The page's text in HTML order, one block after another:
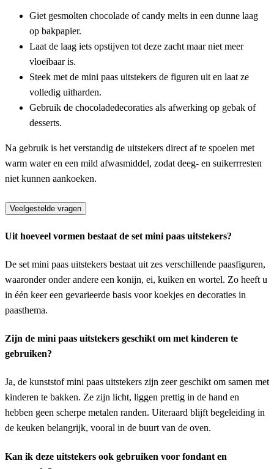
Giet gesmolten chocolade of candy melts in een dunne laag
op bakpapier.
Laat de laag iets opstijven tot deze zacht maar niet meer
vloeibaar is.
Steek met de mini paas uitstekers de figuren uit en laat ze
volledig uitharden.
Gebruik de chocoladedecoraties als afwerking op gebak of
desserts.
Na gebruik is het verstandig de uitstekers direct af te spoelen met
warm water en een mild afwasmiddel, zodat deeg- en suikerrresten
niet kunnen aankoeken.
Veelgestelde vragen
Uit hoeveel vormen bestaat de set mini paas uitstekers?
De set mini paas uitstekers bestaat uit zes verschillende paasfiguren,
waaronder onder andere een konijn, ei, kuiken en wortel. Zo heeft u
in één keer een gevarieerde basis voor koekjes en decoraties in
paasthema.
Zijn de mini paas uitstekers geschikt om met kinderen te
gebruiken?
Ja, de kunststof mini paas uitstekers zijn zeer geschikt om samen met
kinderen te bakken. Ze zijn licht, liggen prettig in de hand en
hebben geen scherpe metalen randen. Uiteraard blijft begeleiding in
de keuken belangrijk, vooral in de buurt van de oven.
Kan ik deze uitstekers ook gebruiken voor fondant en